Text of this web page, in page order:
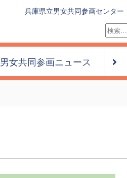
兵庫県立男女共同参画センター
男女共同参画ニュース